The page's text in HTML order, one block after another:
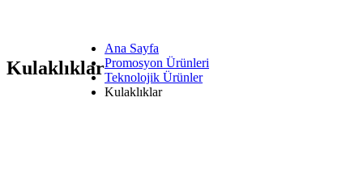
Kulaklıklar
Ana Sayfa
Promosyon Ürünleri
Teknolojik Ürünler
Kulaklıklar